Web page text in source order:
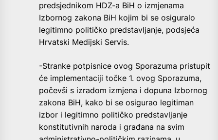
predsjednikom HDZ-a BiH o izmjenama
Izbornog zakona BiH kojim bi se osiguralo
legitimno političko predstavljanje, podsjeća
Hrvatski Medijski Servis.
-Stranke potpisnice ovog Sporazuma pristupit
će implementaciji točke 1. ovog Sporazuma,
počevši s izradom izmjena i dopuna Izbornog
zakona BiH, kako bi se osigurao legitiman
izbor i legitimno političko predstavljanje
konstitutivnih naroda i građana na svim